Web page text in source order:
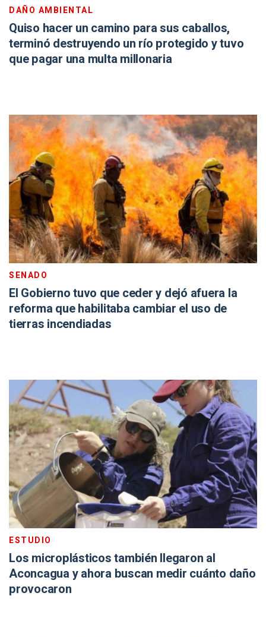
DAÑO AMBIENTAL
Quiso hacer un camino para sus caballos,
terminó destruyendo un río protegido y tuvo
que pagar una multa millonaria
SENADO
El Gobierno tuvo que ceder y dejó afuera la
reforma que habilitaba cambiar el uso de
tierras incendiadas
ESTUDIO
Los microplásticos también llegaron al
Aconcagua y ahora buscan medir cuánto daño
provocaron